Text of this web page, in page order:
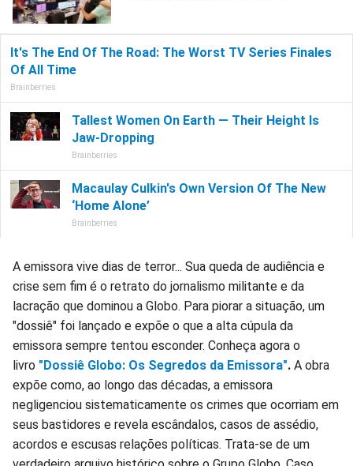
A emissora vive dias de terror... Sua queda de audiência e
crise sem fim é o retrato do jornalismo militante e da
lacração que dominou a Globo. Para piorar a situação, um
"dossiê" foi lançado e expõe o que a alta cúpula da
emissora sempre tentou esconder. Conheça agora o
livro "Dossiê Globo: Os Segredos da Emissora". A obra
expõe como, ao longo das décadas, a emissora
negligenciou sistematicamente os crimes que ocorriam em
seus bastidores e revela escândalos, casos de assédio,
acordos e escusas relações políticas. Trata-se de um